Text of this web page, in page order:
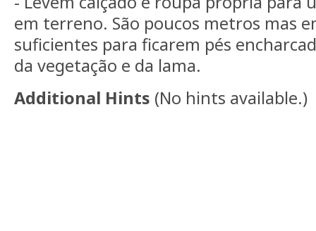
em terreno. São poucos metros mas
suficientes para ficarem pés
da vegetação e da lama.
Additional Hints (No hints available.)